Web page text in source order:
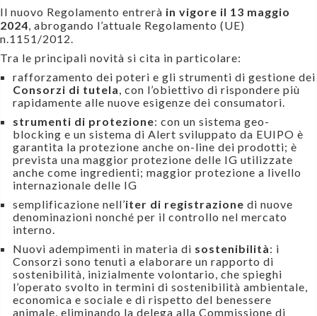
Il nuovo Regolamento entrerà in vigore il 13 maggio
2024, abrogando l’attuale Regolamento (UE)
n.1151/2012.
Tra le principali novità si cita in particolare:
rafforzamento dei poteri e gli strumenti di gestione dei
Consorzi di tutela, con l’obiettivo di rispondere più
rapidamente alle nuove esigenze dei consumatori.
strumenti di protezione: con un sistema geo-
blocking e un sistema di Alert sviluppato da EUIPO è
garantita la protezione anche on-line dei prodotti; è
prevista una maggior protezione delle IG utilizzate
anche come ingredienti; maggior protezione a livello
internazionale delle IG
semplificazione nell’iter di registrazione di nuove
denominazioni nonché per il controllo nel mercato
interno.
Nuovi adempimenti in materia di sostenibilità: i
Consorzi sono tenuti a elaborare un rapporto di
sostenibilità, inizialmente volontario, che spieghi
l’operato svolto in termini di sostenibilità ambientale,
economica e sociale e di rispetto del benessere
animale, eliminando la delega alla Commissione di